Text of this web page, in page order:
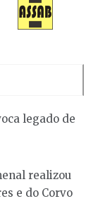
legado de
realizou
e do Corvo